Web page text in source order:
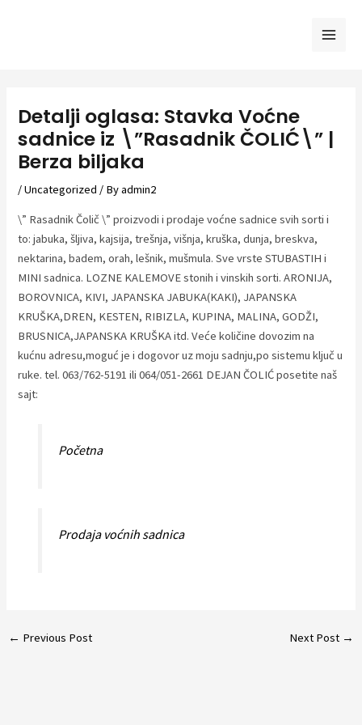
Detalji oglasa: Stavka Voćne
sadnice iz \”Rasadnik ČOLIĆ\” |
Berza biljaka
/Uncategorized / Byadmin2
\” Rasadnik Čolič \” proizvodi i prodaje voćne sadnice svih sorti i
to: jabuka, šljiva, kajsija, trešnja, višnja, kruška, dunja, breskva,
nektarina, badem, orah, lešnik, mušmula. Sve vrste STUBASTIH i
MINI sadnica. LOZNE KALEMOVE stonih i vinskih sorti. ARONIJA,
BOROVNICA, KIVI, JAPANSKA JABUKA(KAKI), JAPANSKA
KRUŠKA,DREN, KESTEN, RIBIZLA, KUPINA, MALINA, GODŽI,
BRUSNICA,JAPANSKA KRUŠKA itd. Veće količine dovozim na
kućnu adresu,moguć je i dogovor uz moju sadnju,po sistemu ključ u
ruke. tel. 063/762-5191 ili 064/051-2661 DEJAN ČOLIĆ posetite naš
sajt:
Početna
Prodaja voćnih sadnica
Post
← Previous Post Next Post →